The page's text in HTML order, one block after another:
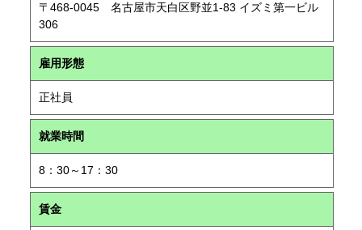
〒468-0045 名古屋市天白区野並1-83 イズミ第一ビル
306
雇用形態
正社員
就業時間
8：30～17：30
賃金